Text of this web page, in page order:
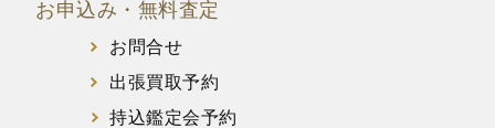
お申込み・無料査定
お問合せ
出張買取予約
持込鑑定会予約